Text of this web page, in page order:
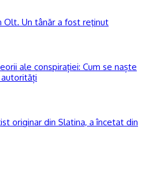
Olt. Un tânăr a fost reţinut
ale conspirației: Cum se naște
originar din Slatina, a încetat din